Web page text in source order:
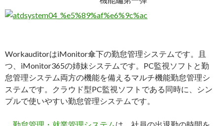
WorkauditorはiMonitor傘下の勤怠管理システムです。且
つ、iMonitor365の姉妹システムです。PC監視ソフトと勤
怠管理システム両方の機能を備えるマルチ機能勤怠管理シ
ステムです。クラウド型PC監視ソフトである同時に、シン
プルで使いやすい勤怠管理システムです。